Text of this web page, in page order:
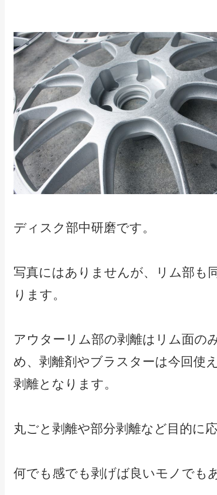
ディスク部中研磨です。
写真にはありませんが、リム部も
ります。
アウターリム部の剥離はリム面の
め、剥離剤やブラスターは今回使
剥離となります。
丸ごと剥離や部分剥離など目的に
何でも感でも剥げば良いモノでも